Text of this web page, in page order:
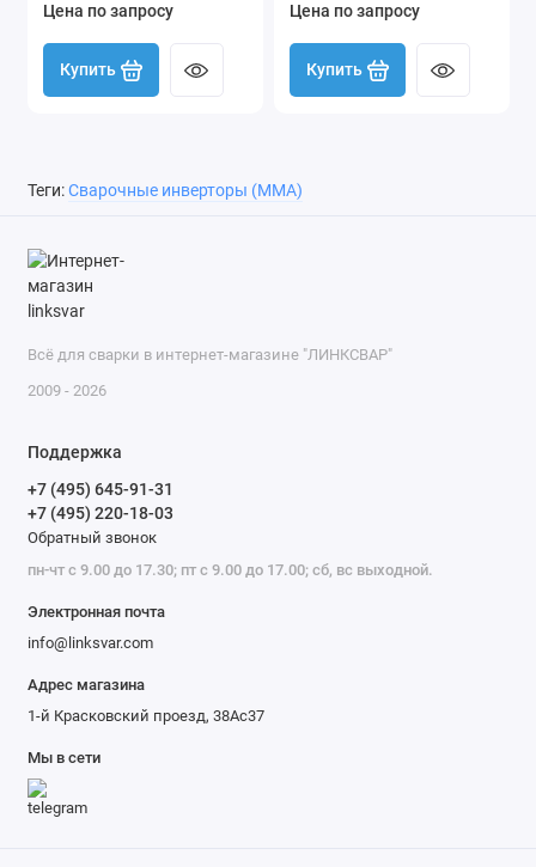
Цена по запросу
Купить
Цена по запросу
Купить
Теги:Сварочные инверторы (MMA)
Всё для сварки в интернет-магазине "ЛИНКСВАР"
2009 - 2026
Поддержка
+7 (495) 645-91-31
+7 (495) 220-18-03
Обратный звонок
пн-чт с 9.00 до 17.30; пт с 9.00 до 17.00; сб, вс выходной.
Электронная почта
info@linksvar.com
Адрес магазина
1-й Красковский проезд, 38Ас37
Мы в сети